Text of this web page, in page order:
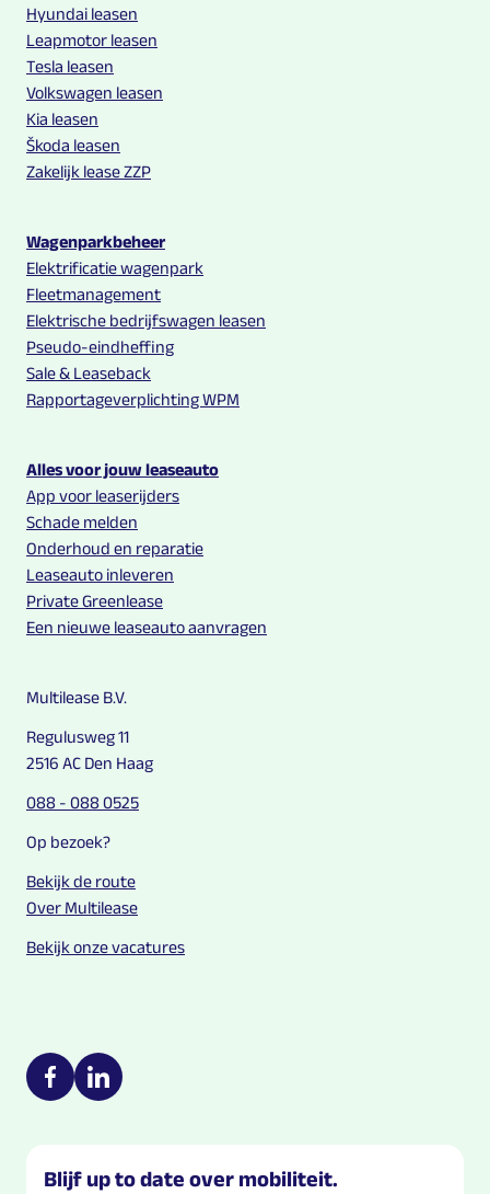
Hyundai leasen
Leapmotor leasen
Tesla leasen
Volkswagen leasen
Kia leasen
Škoda leasen
Zakelijk lease ZZP
Wagenparkbeheer
Elektrificatie wagenpark
Fleetmanagement
Elektrische bedrijfswagen leasen
Pseudo-eindheffing
Sale & Leaseback
Rapportageverplichting WPM
Alles voor jouw leaseauto
App voor leaserijders
Schade melden
Onderhoud en reparatie
Leaseauto inleveren
Private Greenlease
Een nieuwe leaseauto aanvragen
Multilease B.V.
Regulusweg 11
2516 AC Den Haag
088 - 088 0525
Op bezoek?
Bekijk de route
Over Multilease
Bekijk onze vacatures
Multilease on social media
https://nl-nl.facebook.com/Multilease/
https://www.linkedin.com/company/multilease
Blijf up to date over mobiliteit.